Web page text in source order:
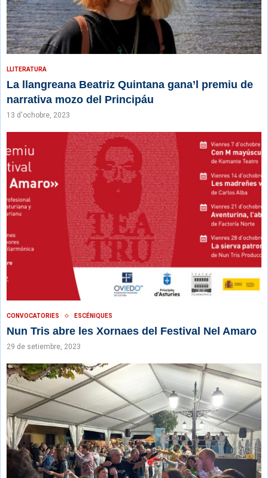
LLITERATURA
La llangreana Beatriz Quintana gana’l premiu de
narrativa mozo del Principáu
13 d'ochobre, 2023
CONVOCATORIES ESCÉNIQUES
Nun Tris abre les Xornaes del Festival Nel Amaro
29 de setiembre, 2023